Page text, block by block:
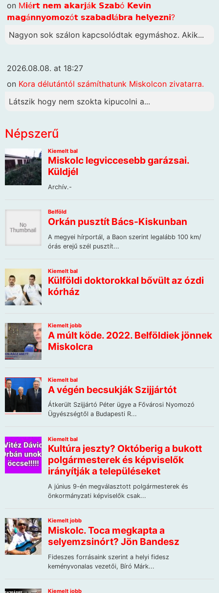
on M𝗶é𝗿𝘁 𝗻𝗲𝗺 𝗮𝗸𝗮𝗿𝗷á𝗸 𝗦𝘇𝗮𝗯ó 𝗞𝗲𝘃𝗶𝗻
𝗺𝗮𝗴á𝗻𝗻𝘆𝗼𝗺𝗼𝘇ó𝘁 𝘀𝘇𝗮𝗯𝗮𝗱𝗹á𝗯𝗿𝗮 𝗵𝗲𝗹𝘆𝗲𝘇𝗻𝗶?
Nagyon sok szálon kapcsolódtak egymáshoz. Akik...
2026.08.08. at 18:27
on Kora délutántól számíthatunk Miskolcon zivatarra.
Látszik hogy nem szokta kipucolni a...
Népszerű